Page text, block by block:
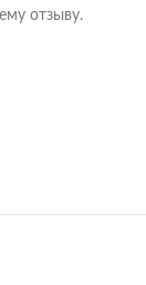
отзыву.